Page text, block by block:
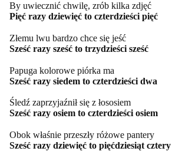
By uwiecznić chwilę, zrób kilka zdjęć
Pięć razy dziewięć to czterdzieści pięć
Złemu lwu bardzo chce się jeść
Sześć razy sześć to trzydzieści sześć
Papuga kolorowe piórka ma
Sześć razy siedem to czterdzieści dwa
Śledź zaprzyjaźnił się z łososiem
Sześć razy osiem to czterdzieści osiem
Obok właśnie przeszły różowe pantery
Sześć razy dziewięć to pięćdziesiąt cztery